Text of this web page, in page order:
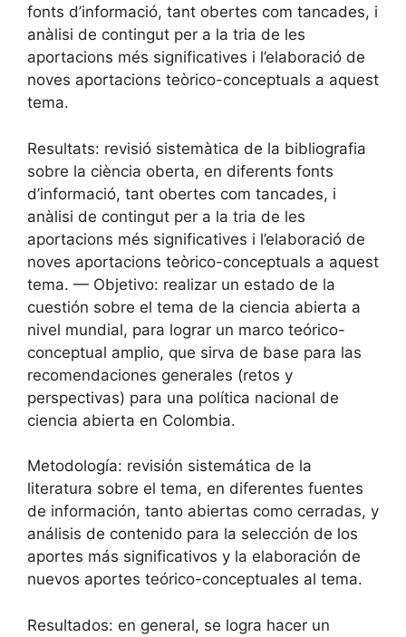
fonts d’informació, tant obertes com tancades, i
anàlisi de contingut per a la tria de les
aportacions més significatives i l’elaboració de
noves aportacions teòrico-conceptuals a aquest
tema.
Resultats: revisió sistemàtica de la bibliografia
sobre la ciència oberta, en diferents fonts
d’informació, tant obertes com tancades, i
anàlisi de contingut per a la tria de les
aportacions més significatives i l’elaboració de
noves aportacions teòrico-conceptuals a aquest
tema. — Objetivo: realizar un estado de la
cuestión sobre el tema de la ciencia abierta a
nivel mundial, para lograr un marco teórico-
conceptual amplio, que sirva de base para las
recomendaciones generales (retos y
perspectivas) para una política nacional de
ciencia abierta en Colombia.
Metodología: revisión sistemática de la
literatura sobre el tema, en diferentes fuentes
de información, tanto abiertas como cerradas, y
análisis de contenido para la selección de los
aportes más significativos y la elaboración de
nuevos aportes teórico-conceptuales al tema.
Resultados: en general, se logra hacer un